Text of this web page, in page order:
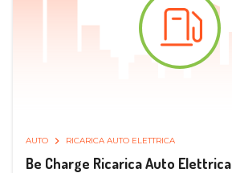
AUTO RICARICA AUTO ELETTRICA
Be Charge Ricarica Auto Elettrica